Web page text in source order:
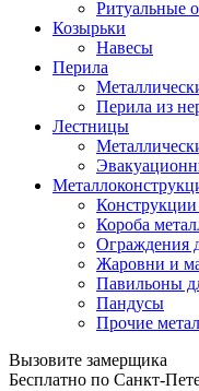
Ритуальные
Козырьки
Навесы
Перила
Перила из
Лестницы
Короба
Ограждения
Жаровни и
Павильоны
Пандусы
Прочие
Вызовите замерщика
Бесплатно по Санкт-